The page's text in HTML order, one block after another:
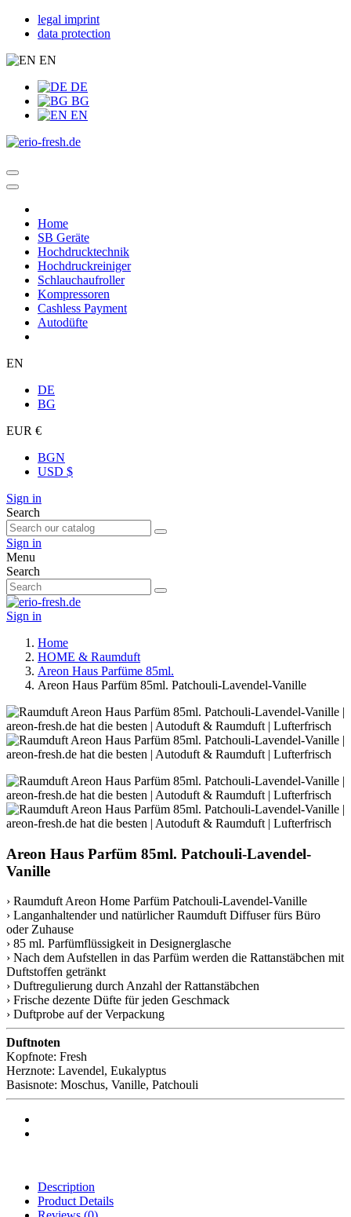
legal imprint
data protection
EN
DE
BG
EN
Home
SB Geräte
Hochdrucktechnik
Hochdruckreiniger
Schlauchaufroller
Kompressoren
Cashless Payment
Autodüfte
EN
DE
BG
EUR €
BGN
USD $
Sign in
Search
Sign in
Menu
Search
Sign in
Home
HOME & Raumduft
Areon Haus Parfüme 85ml.
Areon Haus Parfüm 85ml. Patchouli-Lavendel-Vanille
Areon Haus Parfüm 85ml. Patchouli-Lavendel-
Vanille
› Raumduft Areon Home Parfüm Patchouli-Lavendel-Vanille
› Langanhaltender und natürlicher Raumduft Diffuser fürs Büro
oder Zuhause
› 85 ml. Parfümflüssigkeit in Designerglasche
› Nach dem Aufstellen in das Parfüm werden die Rattanstäbchen mit
Duftstoffen getränkt
› Duftregulierung durch Anzahl der Rattanstäbchen
› Frische dezente Düfte für jeden Geschmack
› Duftprobe auf der Verpackung
Duftnoten
Kopfnote: Fresh
Herznote: Lavendel, Eukalyptus
Basisnote: Moschus, Vanille, Patchouli
Description
Product Details